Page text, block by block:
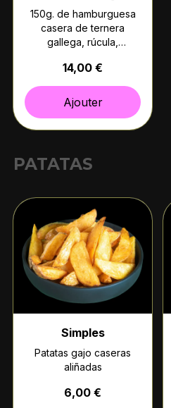
150g. de hamburguesa
casera de ternera
gallega, rúcula,
cabra a la plancha y
cebolla caramelizada.
(Pan rústico)
14,00 €
Ajouter
PATATAS
Simples
Patatas gajo caseras
aliñadas
6,00 €